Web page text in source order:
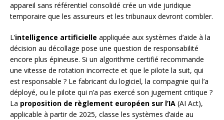
appareil sans référentiel consolidé crée un vide juridique
temporaire que les assureurs et les tribunaux devront combler.
L’intelligence artificielle appliquée aux systèmes d’aide à la
décision au décollage pose une question de responsabilité
encore plus épineuse. Si un algorithme certifié recommande
une vitesse de rotation incorrecte et que le pilote la suit, qui
est responsable ? Le fabricant du logiciel, la compagnie qui l’a
déployé, ou le pilote qui n’a pas exercé son jugement critique ?
La proposition de règlement européen sur l’IA (AI Act),
applicable à partir de 2025, classe les systèmes d’aide au